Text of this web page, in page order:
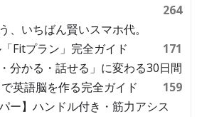
264
、いちばん賢いスマホ代。
Fitプラン」完全ガイド
171
分かる・話せる」に変わる30日間
英語脳を作る完全ガイド
159
ー】ハンドル付き・筋力アシス